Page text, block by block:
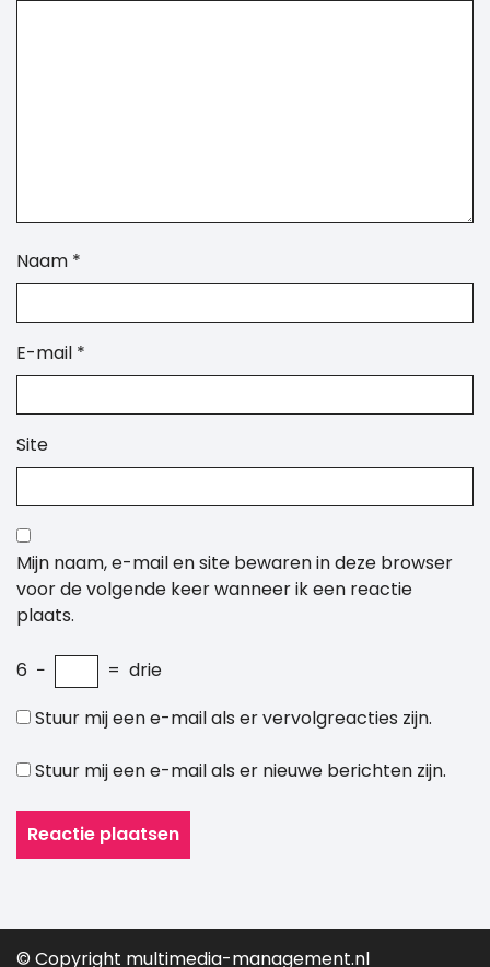
Naam *
E-mail *
Site
Mijn naam, e-mail en site bewaren in deze browser
voor de volgende keer wanneer ik een reactie
plaats.
6 − = drie
Stuur mij een e-mail als er vervolgreacties zijn.
Stuur mij een e-mail als er nieuwe berichten zijn.
© Copyright multimedia-management.nl